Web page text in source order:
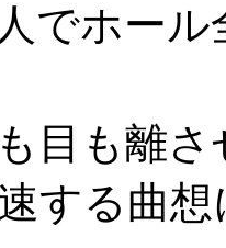
でホー
目も離
する曲